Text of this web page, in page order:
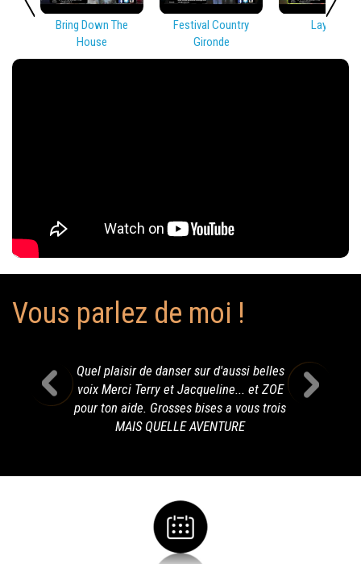
Bring Down The
House
Festival Country
Gironde
Lay Low
Vous parlez de moi !
Quel plaisir de danser sur d'aussi belles
voix Merci Terry et Jacqueline... et ZOE
pour ton aide. Grosses bises a vous trois
MAIS QUELLE AVENTURE